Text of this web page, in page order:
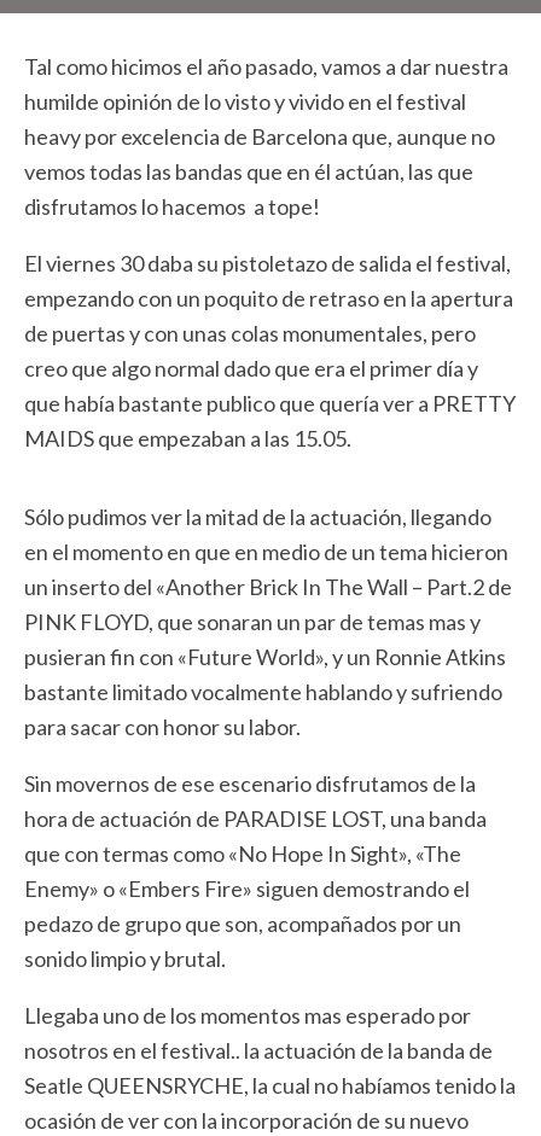
Tal como hicimos el año pasado, vamos a dar nuestra
humilde opinión de lo visto y vivido en el festival
heavy por excelencia de Barcelona que, aunque no
vemos todas las bandas que en él actúan, las que
disfrutamos lo hacemos a tope!
El viernes 30 daba su pistoletazo de salida el festival,
empezando con un poquito de retraso en la apertura
de puertas y con unas colas monumentales, pero
creo que algo normal dado que era el primer día y
que había bastante publico que quería ver a PRETTY
MAIDS que empezaban a las 15.05.
Sólo pudimos ver la mitad de la actuación, llegando
en el momento en que en medio de un tema hicieron
un inserto del «Another Brick In The Wall – Part.2 de
PINK FLOYD, que sonaran un par de temas mas y
pusieran fin con «Future World», y un Ronnie Atkins
bastante limitado vocalmente hablando y sufriendo
para sacar con honor su labor.
Sin movernos de ese escenario disfrutamos de la
hora de actuación de PARADISE LOST, una banda
que con termas como «No Hope In Sight», «The
Enemy» o «Embers Fire» siguen demostrando el
pedazo de grupo que son, acompañados por un
sonido limpio y brutal.
Llegaba uno de los momentos mas esperado por
nosotros en el festival.. la actuación de la banda de
Seatle QUEENSRYCHE, la cual no habíamos tenido la
ocasión de ver con la incorporación de su nuevo